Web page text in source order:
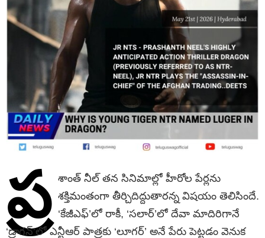
ప్ర శాంత్ నీల్ తన సినిమాల్లో హీరోల పేర్లను
శక్తిమంతంగా తీర్చిదిద్దుతారన్న విషయం తెలిసిందే.
‘కేజీఎఫ్’లో రాకీ, ‘సలార్’లో దేవా మాదిరిగానే
‘డ్రాగన్’లో ఎన్టీఆర్ పాత్రకు ‘లూగర్’ అనే పేరు పెట్టడం వెనుక